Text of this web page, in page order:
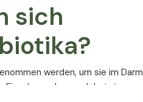
sich
werden, um sie im Darm
aber auch bei einer